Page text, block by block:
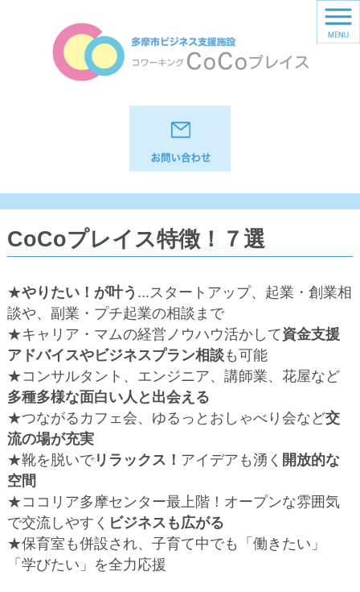
CoCoプレイス特徴！７選
★やりたい！が叶う ...スタートアップ、起業・創業相
談や、副業・プチ起業の相談まで
★キャリア・マムの経営ノウハウ活かして資金支援
アドバイスやビジネスプラン相談も可能
★コンサルタント、エンジニア、講師業、花屋など
多種多様な面白い人と出会える
★つながるカフェ会、ゆるっとおしゃべり会など交
流の場が充実
★靴を脱いでリラックス！ アイデアも湧く 開放的な
空間
★ココリア多摩センター最上階！オープンな雰囲気
で交流しやすく ビジネスも広がる
★保育室も併設され、子育て中でも「働きたい」
「学びたい」を全力応援